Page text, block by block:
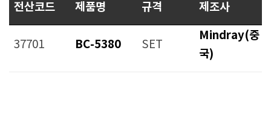
전산코드 제품명 규격 제조사
37701 BC-5380 SET
Mindray(중
국)